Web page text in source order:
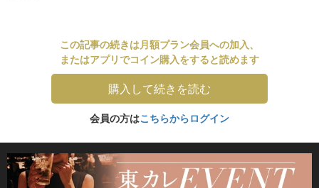
この記事の続きは月額プラン会員への加入、
またはアプリでコイン購入をすると読めます
購入して続きを読む
会員の方はこちらからログイン